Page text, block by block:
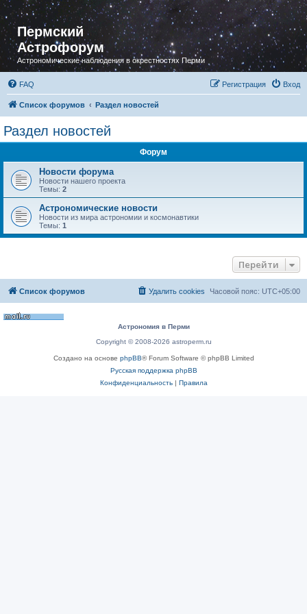
Пермский
Астрофорум
Астрономические наблюдения в окрестностях Перми
FAQ Вход
Регистрация
Список форумов Раздел новостей
Раздел новостей
Форум
Новости форума
Новости нашего проекта
Темы: 2
Астрономические новости
Новости из мира астрономии и космонавтики
Темы: 1
Перейти
Список форумов Часовой пояс: UTC+05:00
Удалить cookies
Астрономия в Перми
Copyright © 2008-2026 astroperm.ru
Создано на основе phpBB® Forum Software © phpBB Limited
Русская поддержка phpBB
Конфиденциальность| Правила